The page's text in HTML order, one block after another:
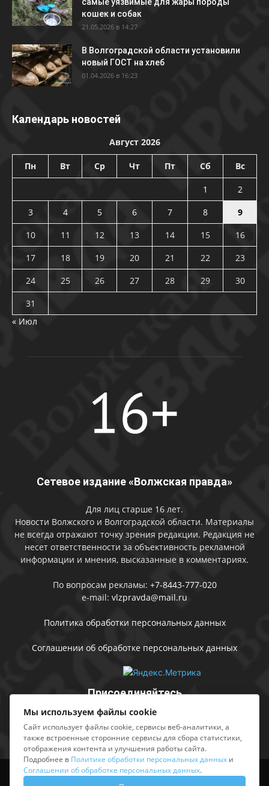
самые уязвимые для жары породы
кошек и собак
21.05.2026 в 14:27
В Волгоградской области установили
новый ГОСТ на хлеб
01.04.2026 в 16:23
Календарь новостей
Август 2026
Пн Вт Ср Чт Пт Сб Вс
1
2
3
4 5 6 7 8
9
10
11 12 13 14 15
16
17
18 19 20 21 22
23
24
25 26 27 28 29
30
31
« Июл
Сетевое издание «Волжская правда»
Для лиц старше 16 лет.
Новости Волжского и Волгоградской области. Материалы
не всегда отражают точку зрения редакции. Редакция не
несет ответственности за объективность рекламной
информации и мнения, высказанные в комментариях.
По вопросам рекламы: +7-8443-777-020
e-mail: vlzpravda@mail.ru
Политика обработки персональных данных
Соглашении об обработке персональных данных
Присоединяйтесь
Выходные данные Sing in
Мы используем файлы cookie
Сайт использует файлы cookie, сервисы веб-аналитики, а
также встроенные сторонние сервисы для сбора статистики,
отображения контента и улучшения работы сайта.
Подробнее в Политике обработки персональных данных и
Соглашении об обработке персональных данных.